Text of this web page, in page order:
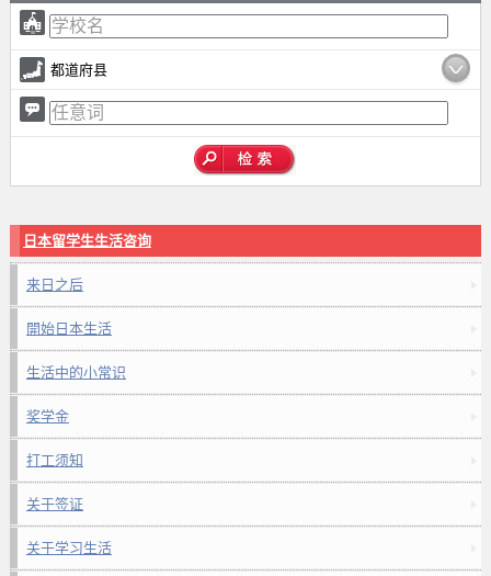
都道府县
日本留学生生活咨询
来日之后
開始日本生活
生活中的小常识
奖学金
打工须知
关于签证
关于学习生活